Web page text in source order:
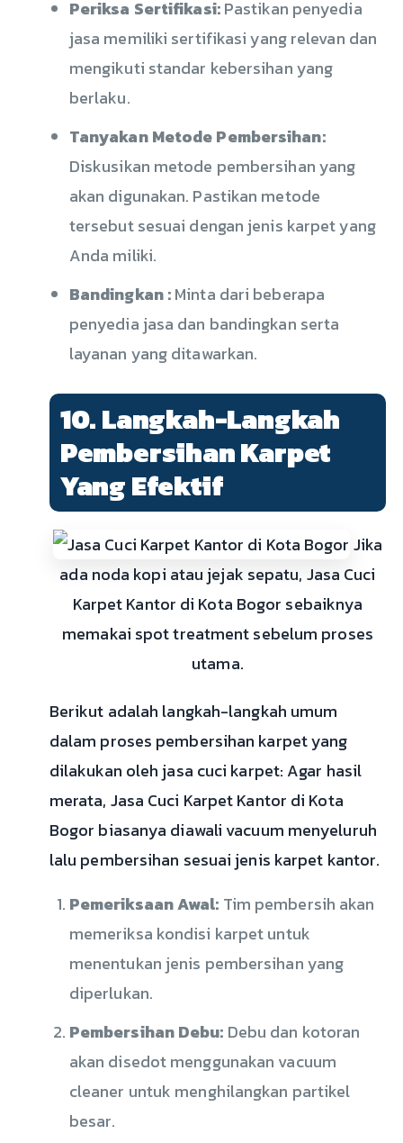
Periksa Sertifikasi:Pastikan penyedia
jasa memiliki sertifikasi yang relevan dan
mengikuti standar kebersihan yang
berlaku.
Tanyakan Metode Pembersihan:
Diskusikan metode pembersihan yang
akan digunakan. Pastikan metode
tersebut sesuai dengan jenis karpet yang
Anda miliki.
Bandingkan :Minta dari beberapa
penyedia jasa dan bandingkan serta
layanan yang ditawarkan.
10. Langkah-Langkah
Pembersihan Karpet
Yang Efektif
Jika
ada noda kopi atau jejak sepatu, Jasa Cuci
Karpet Kantor di Kota Bogor sebaiknya
memakai spot treatment sebelum proses
utama.
Berikut adalah langkah-langkah umum
dalam proses pembersihan karpet yang
dilakukan oleh jasa cuci karpet: Agar hasil
merata, Jasa Cuci Karpet Kantor di Kota
Bogor biasanya diawali vacuum menyeluruh
lalu pembersihan sesuai jenis karpet kantor.
Pemeriksaan Awal: Tim pembersih akan
memeriksa kondisi karpet untuk
menentukan jenis pembersihan yang
diperlukan.
Pembersihan Debu: Debu dan kotoran
akan disedot menggunakan vacuum
cleaner untuk menghilangkan partikel
besar.